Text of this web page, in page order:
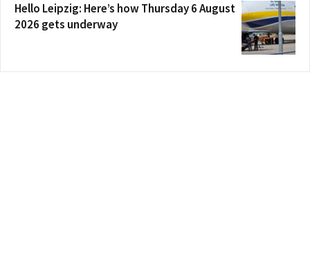
Hello Leipzig: Here’s how Thursday 6 August
2026 gets underway